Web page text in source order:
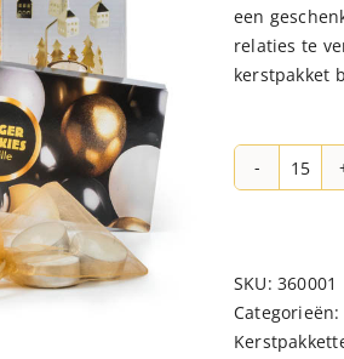
een
relaties te
kerstpakket
SKU:360001
Categorieën: